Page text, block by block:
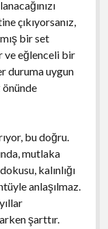
çıkıyorsanız,
bir set
ve eğlenceli bir
duruma uygun
bu doğru.
mutlaka
kalınlığı
anlaşılmaz.
şarttır.